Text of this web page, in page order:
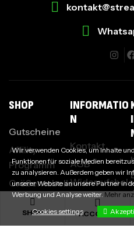
SHOP ACCOUNT
SHOP
Gutscheine
Affility
Programm
Größentabelle
Partner
werden
INFORMATIO
N
Kontakt
AGB
Impressum
Wir verwenden Cookies, um Inhalte
Funktionen für soziale Medien
zu analysieren. Außerdem geben wir
unserer Website an unsere Partner in
Werbung und Analyse weiter. Mehr
Cookies settings